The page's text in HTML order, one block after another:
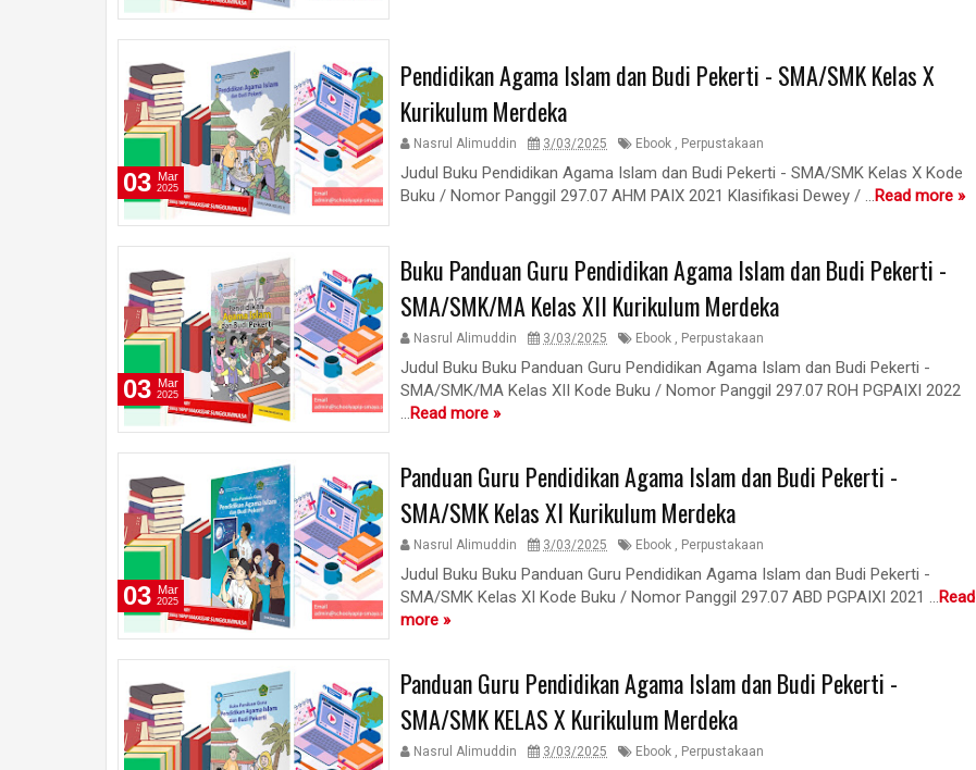
Pendidikan Agama Islam dan Budi Pekerti - SMA/SMK Kelas X
Kurikulum Merdeka
Nasrul Alimuddin 3/03/2025 Ebook , Perpustakaan
Judul Buku Pendidikan Agama Islam dan Budi Pekerti - SMA/SMK Kelas X Kode
Buku / Nomor Panggil 297.07 AHM PAIX 2021 Klasifikasi Dewey / ...Read more »
03 Mar
2025
Buku Panduan Guru Pendidikan Agama Islam dan Budi Pekerti -
SMA/SMK/MA Kelas XII Kurikulum Merdeka
Nasrul Alimuddin 3/03/2025 Ebook , Perpustakaan
Judul Buku Buku Panduan Guru Pendidikan Agama Islam dan Budi Pekerti -
SMA/SMK/MA Kelas XII Kode Buku / Nomor Panggil 297.07 ROH PGPAIXI 2022
...Read more »
03 Mar
2025
Panduan Guru Pendidikan Agama Islam dan Budi Pekerti -
SMA/SMK Kelas XI Kurikulum Merdeka
Nasrul Alimuddin 3/03/2025 Ebook , Perpustakaan
Judul Buku Buku Panduan Guru Pendidikan Agama Islam dan Budi Pekerti -
SMA/SMK Kelas XI Kode Buku / Nomor Panggil 297.07 ABD PGPAIXI 2021 ...Read
more »
03 Mar
2025
Panduan Guru Pendidikan Agama Islam dan Budi Pekerti -
SMA/SMK KELAS X Kurikulum Merdeka
Nasrul Alimuddin 3/03/2025 Ebook , Perpustakaan